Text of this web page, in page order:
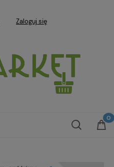
Zaloguj się